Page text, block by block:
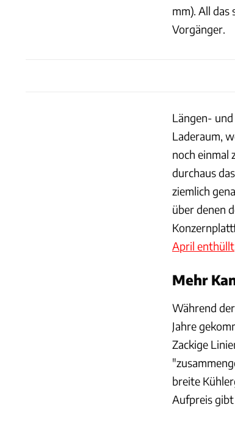
mm). All das
Vorgänger.
Längen-
Laderaum,
noch einmal
durchaus
ziemlich
über denen
April enthüllt
Mehr
Während
Jahre
Zackige
breite
Aufpreis